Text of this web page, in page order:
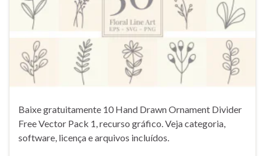
Baixe gratuitamente 10 Hand Drawn Ornament Divider
Free Vector Pack 1, recurso gráfico. Veja categoria,
software, licença e arquivos incluídos.